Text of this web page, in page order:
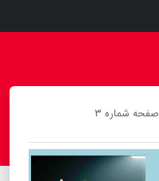
صفحه شماره ۳